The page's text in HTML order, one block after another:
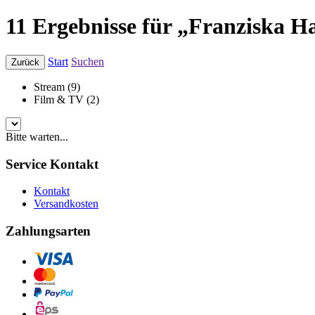
11 Ergebnisse für „Franziska
Zurück Start Suchen
Stream (9)
Film & TV (2)
Bitte warten...
Service Kontakt
Kontakt
Versandkosten
Zahlungsarten